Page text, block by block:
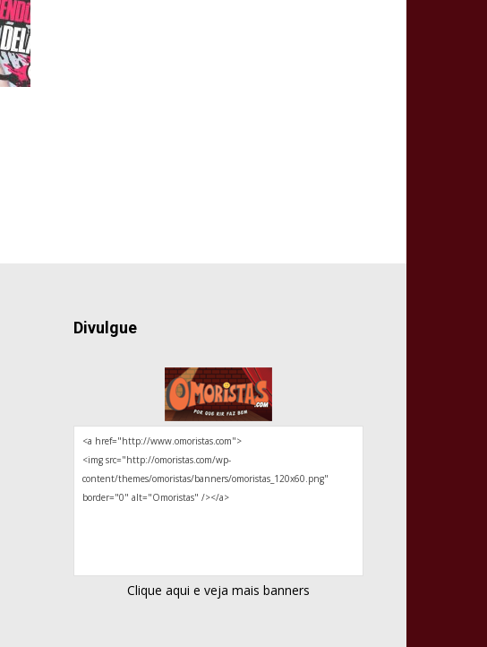
Divulgue
Clique aqui e veja mais banners